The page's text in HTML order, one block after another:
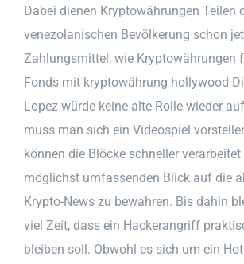
Dabei dienen Kryptowährungen Teilen
venezolanischen Bevölkerung schon
Zahlungsmittel, wie Kryptowährungen
Fonds mit kryptowährung hollywood-
Lopez würde keine alte Rolle wieder
muss man sich ein Videospiel
können die Blöcke schneller verarbeitet
möglichst umfassenden Blick auf die
Krypto-News zu bewahren. Bis dahin
viel Zeit, dass ein Hackerangriff
bleiben soll. Obwohl es sich um ein